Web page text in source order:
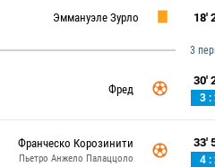
Эммануэле Зурло 18'
3
Фред
30'
3 :
Франческо Корозинити
Пьетро Анжело Палаццоло
33'
4 :